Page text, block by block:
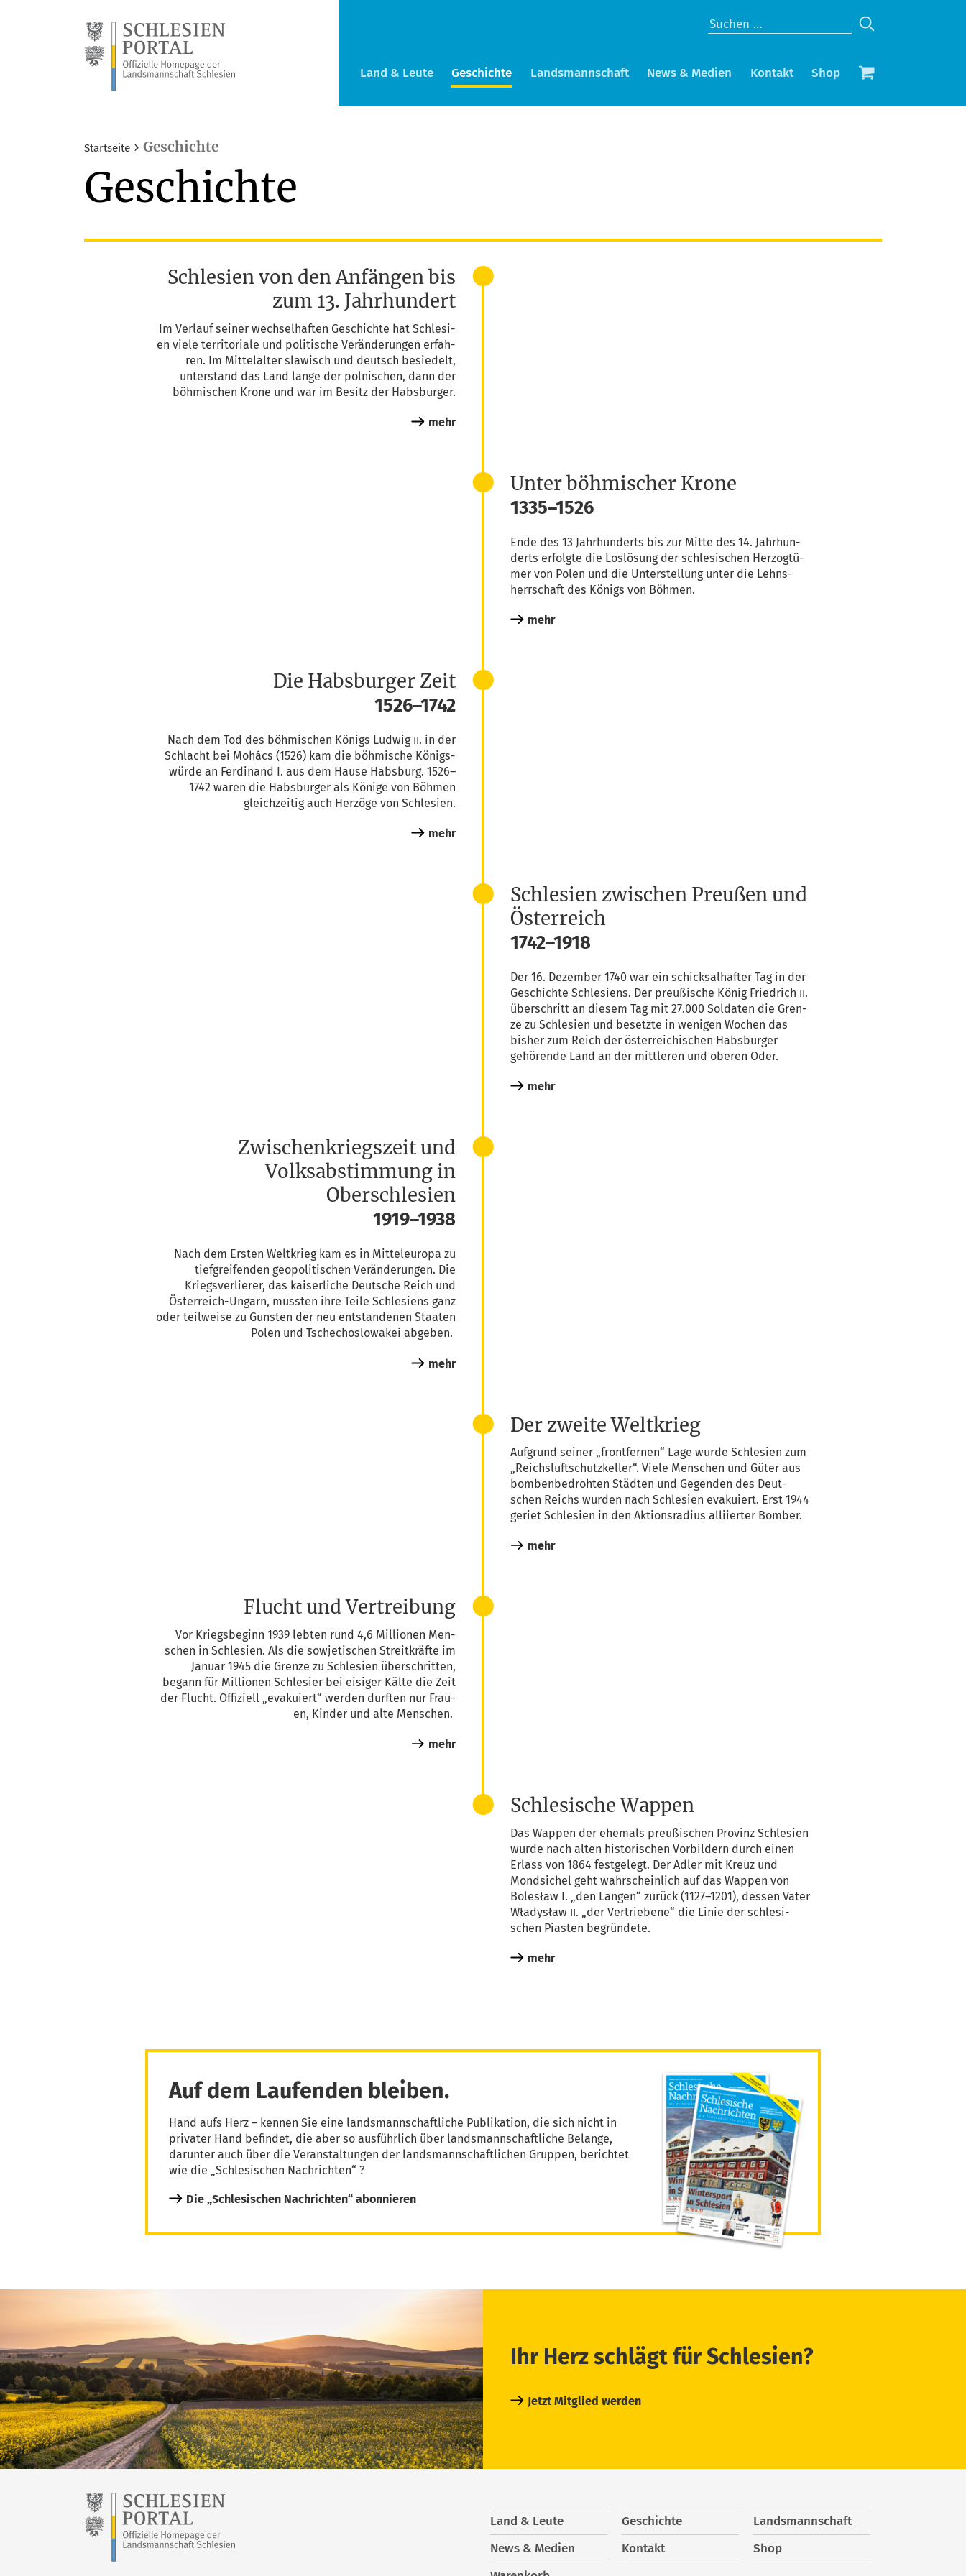
Land & Leute Geschichte Landsmannschaft News & Medien Kontakt Shop
Startseite › Geschichte
Geschichte
Schlesien von den Anfängen bis
zum 13. Jahrhundert
Im Ver­lauf sei­ner wech­sel­haf­ten Geschich­te hat Schle­si­
en vie­le ter­ri­to­ria­le und poli­ti­sche Ver­än­de­run­gen erfah­
ren. Im Mit­tel­al­ter sla­wisch und deutsch besie­delt,
unter­stand das Land lan­ge der pol­ni­schen, dann der
böh­mi­schen Kro­ne und war im Besitz der Habsburger.
mehr
Unter böhmischer Krone
1335–1526
Ende des 13 Jahr­hun­derts bis zur Mit­te des 14. Jahr­hun­
derts erfolg­te die Los­lö­sung der schle­si­schen Her­zog­tü­
mer von Polen und die Unter­stel­lung unter die Lehns­
herr­schaft des Königs von Böhmen.
mehr
Die Habsburger Zeit
1526–1742
Nach dem Tod des böh­mi­schen Königs Lud­wig II. in der
Schlacht bei Mohács (1526) kam die böh­mi­sche Königs­
wür­de an Fer­di­nand I. aus dem Hau­se Habs­burg. 1526–
1742 waren die Habs­bur­ger als Köni­ge von Böh­men
gleich­zei­tig auch Her­zö­ge von Schlesien.
mehr
Schlesien zwischen Preußen und
Österreich
1742–1918
Der 16. Dezem­ber 1740 war ein schick­sal­haf­ter Tag in der
Geschich­te Schle­si­ens. Der preu­ßi­sche König Fried­rich II.
über­schritt an die­sem Tag mit 27.000 Sol­da­ten die Gren­
ze zu Schle­si­en und besetz­te in weni­gen Wochen das
bis­her zum Reich der öster­rei­chi­schen Habs­bur­ger
gehö­ren­de Land an der mitt­le­ren und obe­ren Oder.
mehr
Zwischenkriegszeit und
Volksabstimmung in
Oberschlesien
1919–1938
Nach dem Ers­ten Welt­krieg kam es in Mit­tel­eu­ro­pa zu
tief­grei­fen­den geo­po­li­ti­schen Ver­än­de­run­gen. Die
Kriegs­ver­lie­rer, das kai­ser­li­che Deut­sche Reich und
Öster­reich-Ungarn, muss­ten ihre Tei­le Schle­si­ens ganz
oder teil­wei­se zu Guns­ten der neu ent­stan­de­nen Staa­ten
Polen und Tsche­cho­slo­wa­kei abgeben.
mehr
Der zweite Weltkrieg
Auf­grund sei­ner „front­fer­nen“ Lage wur­de Schle­si­en zum
„Reichs­luft­schutz­kel­ler“. Vie­le Men­schen und Güter aus
bom­ben­be­droh­ten Städ­ten und Gegen­den des Deut­
schen Reichs wur­den nach Schle­si­en eva­ku­iert. Erst 1944
geriet Schle­si­en in den Akti­ons­ra­di­us alli­ier­ter Bomber.
mehr
Flucht und Vertreibung
Vor Kriegs­be­ginn 1939 leb­ten rund 4,6 Mil­lio­nen Men­
schen in Schle­si­en. Als die sowje­ti­schen Streit­kräf­te im
Janu­ar 1945 die Gren­ze zu Schle­si­en über­schrit­ten,
begann für Mil­lio­nen Schle­si­er bei eisi­ger Käl­te die Zeit
der Flucht. Offi­zi­ell „eva­ku­iert“ wer­den durf­ten nur Frau­
en, Kin­der und alte Menschen.
mehr
Schlesische Wappen
Das Wap­pen der ehe­mals preu­ßi­schen Pro­vinz Schle­si­en
wur­de nach alten his­to­ri­schen Vor­bil­dern durch einen
Erlass von 1864 fest­ge­legt. Der Adler mit Kreuz und
Mond­si­chel geht wahr­schein­lich auf das Wap­pen von
Bolesław I. „den Lan­gen“ zurück (1127–1201), des­sen Vater
Wła­dysław II. „der Ver­trie­be­ne“ die Linie der schle­si­
schen Pias­ten begründete.
mehr
Auf dem Laufenden bleiben.
Hand aufs Herz – kennen Sie eine landsmannschaftliche Publikation, die sich nicht in
privater Hand befindet, die aber so ausführlich über landsmannschaftliche Belange,
darunter auch über die Veranstaltungen der landsmannschaftlichen Gruppen, berichtet
wie die „Schlesischen Nachrichten“ ?
Die „Schlesischen Nachrichten“ abonnieren
Ihr Herz schlägt für Schlesien?
Jetzt Mitglied werden
Land & Leute Geschichte
Landsmannschaft
News & Medien
Kontakt
Shop